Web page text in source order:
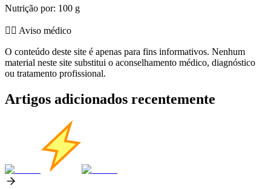
Nutrição por: 100 g
👨‍⚕️️ Aviso médico
O conteúdo deste site é apenas para fins informativos. Nenhum
material neste site substitui o aconselhamento médico, diagnóstico
ou tratamento profissional.
Artigos adicionados recentemente